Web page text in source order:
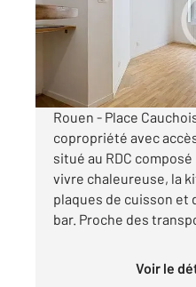
Appartement F1 à
410 €
par mois charges
Rouen - Place
copropriété avec
situé au RDC
vivre chaleureuse, la
plaques de cuisson et
bar. Proche des
Voir le